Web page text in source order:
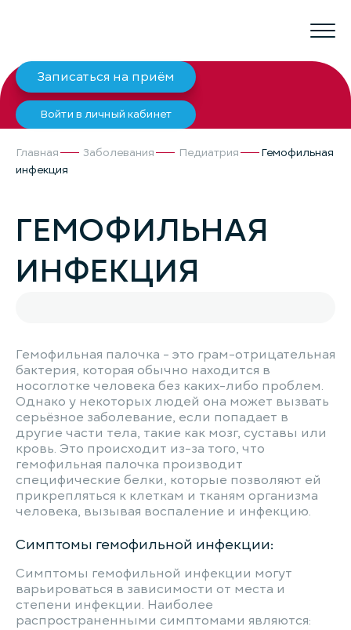
Записаться на приём
Войти в личный кабинет
Главная Заболевания Педиатрия
Гемофильная
инфекция
ГЕМОФИЛЬНАЯ
ИНФЕКЦИЯ
Гемофильная палочка - это грам-отрицательная
бактерия, которая обычно находится в
носоглотке человека без каких-либо проблем.
Однако у некоторых людей она может вызвать
серьёзное заболевание, если попадает в
другие части тела, такие как мозг, суставы или
кровь. Это происходит из-за того, что
гемофильная палочка производит
специфические белки, которые позволяют ей
прикрепляться к клеткам и тканям организма
человека, вызывая воспаление и инфекцию.
Симптомы гемофильной инфекции:
Симптомы гемофильной инфекции могут
варьироваться в зависимости от места и
степени инфекции. Наиболее
распространенными симптомами являются: